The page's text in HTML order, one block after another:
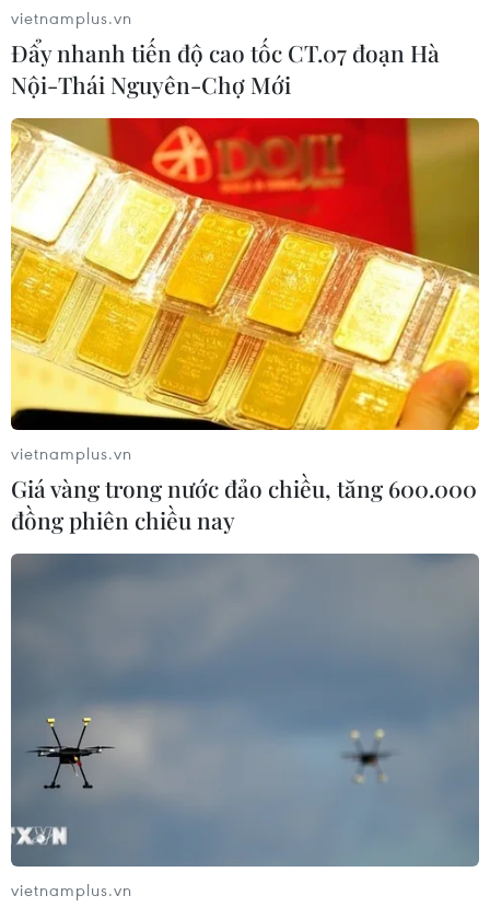
vietnamplus.vn
Đẩy nhanh tiến độ cao tốc CT.07 đoạn Hà
Nội-Thái Nguyên-Chợ Mới
vietnamplus.vn
Giá vàng trong nước đảo chiều, tăng 600.000
đồng phiên chiều nay
vietnamplus.vn